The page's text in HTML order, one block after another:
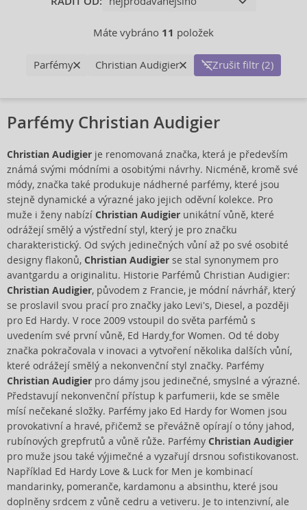
Máte vybráno 11 položek
Parfémy Christian Audigier Zrušit filtr (2)
Parfémy Christian Audigier
Christian Audigier je renomovaná značka, která je především
známá svými módními a osobitými návrhy. Nicméně, kromě své
módy, značka také produkuje nádherné parfémy, které jsou
stejně dynamické a výrazné jako jejich oděvní kolekce. Pro
muže i ženy nabízí Christian Audigier unikátní vůně, které
odrážejí smělý a výstřední styl, který je pro značku
charakteristický. Od svých jedinečných vůní až po své osobité
designy flakonů, Christian Audigier se stal synonymem pro
avantgardu a originalitu. Historie Parfémů Christian Audigier:
Christian Audigier, původem z Francie, je módní návrhář, který
se proslavil svou prací pro značky jako Levi's, Diesel, a později
pro Ed Hardy. V roce 2009 vstoupil do světa parfémů s
uvedením své první vůně, Ed Hardy for Women. Od té doby
značka pokračovala v inovaci a vytvoření několika dalších vůní,
které odrážejí smělý a nekonvenční styl značky. Parfémy
Christian Audigier pro dámy jsou jedinečné, smyslné a výrazné.
Představují nekonvenční přístup k parfumerii, kde se směle
mísí nečekané složky. Parfémy jako Ed Hardy for Women jsou
provokativní a hravé, přičemž se převážně opírají o tóny jahod,
rubínových grepfrutů a vůně růže. Parfémy Christian Audigier
pro muže jsou také výjimečné a vyzařují drsnou sofistikovanost.
Například Ed Hardy Love & Luck for Men je kombinací
mandarinky, pomeranče, kardamonu a absinthu, které jsou
doplněny srdcem z vůně cedru a vetiveru. Je to intenzivní, ale